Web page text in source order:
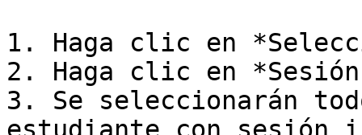
1. Haga clic en
2. Haga clic en
3. Se seleccionarán